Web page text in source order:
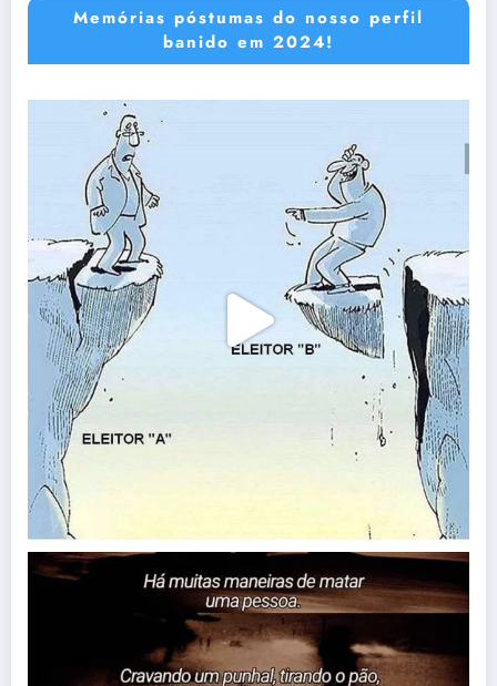
Memórias póstumas do nosso perfil
banido em 2024!